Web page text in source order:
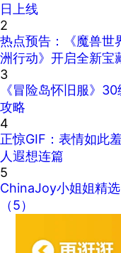
日上线
2
热点预告：《魔兽世
洲行动》开启全新宝
3
《冒险岛怀旧服》
攻略
4
正惊GIF：表情如此
人遐想连篇
5
ChinaJoy小姐姐精
（5）